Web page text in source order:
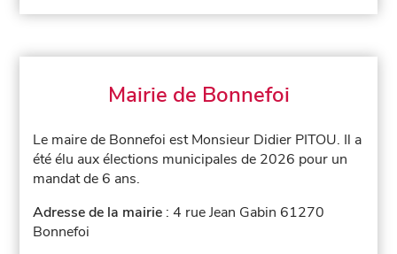
Mairie de Bonnefoi
Le maire de Bonnefoi est Monsieur Didier PITOU. Il a
été élu aux élections municipales de 2026 pour un
mandat de 6 ans.
Adresse de la mairie : 4 rue Jean Gabin 61270
Bonnefoi